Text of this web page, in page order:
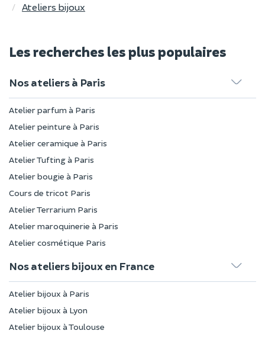
Ateliers bijoux
Les recherches les plus populaires
Nos ateliers à Paris
Atelier parfum à Paris
Atelier peinture à Paris
Atelier ceramique à Paris
Atelier Tufting à Paris
Atelier bougie à Paris
Cours de tricot Paris
Atelier Terrarium Paris
Atelier maroquinerie à Paris
Atelier cosmétique Paris
Nos ateliers bijoux en France
Atelier bijoux à Paris
Atelier bijoux à Lyon
Atelier bijoux à Toulouse